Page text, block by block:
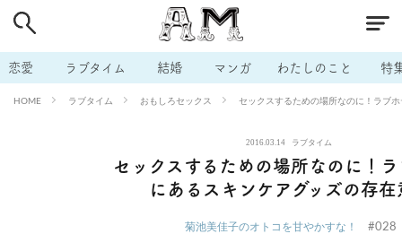
恋愛 ラブタイム 結婚 マンガ わたしのこと 特
HOME ラブタイム おもしろセックス セックスするための場所なのに！ラブ
2016.03.14 ラブタイム
セックスするための場所なのに！
にあるスキンケアグッズの存在
菊池美佳子のオトコを甘やかすな！ #028
# 男の本音 # セフレ # 不倫
# 出会う方法 # マッチングアプリ # ラブグッズ # 体の相